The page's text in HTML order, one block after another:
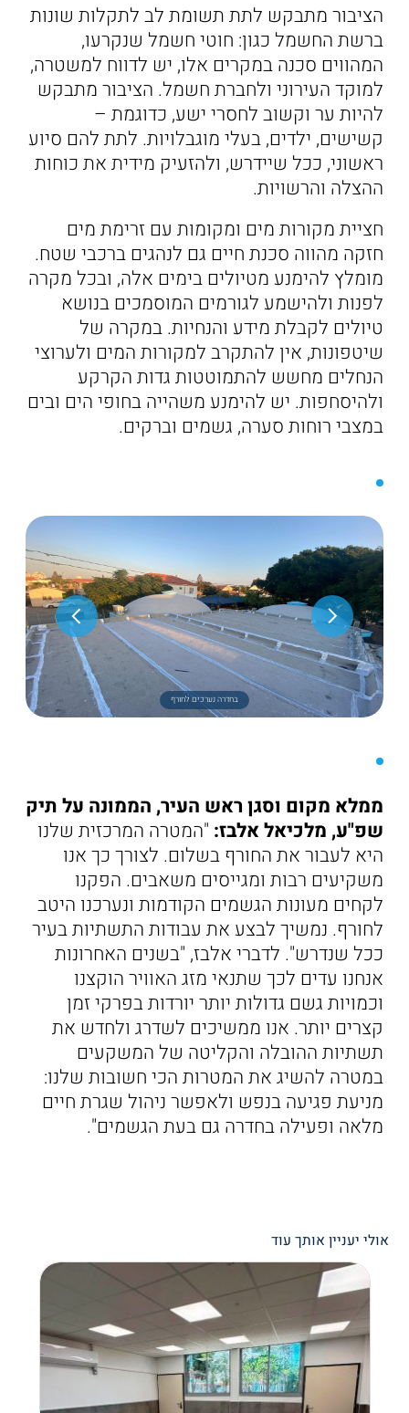
הציבור מתבקש לתת תשומת לב לתקלות שונות
ברשת החשמל כגון: חוטי חשמל שנקרעו,
המהווים סכנה במקרים אלו, יש לדווח למשטרה,
למוקד העירוני ולחברת חשמל. הציבור מתבקש
להיות ער וקשוב לחסרי ישע, כדוגמת –
קשישים, ילדים, בעלי מוגבלויות. לתת להם סיוע
ראשוני, ככל שיידרש, ולהזעיק מידית את כוחות
ההצלה והרשויות.
חציית מקורות מים ומקומות עם זרימת מים
חזקה מהווה סכנת חיים גם לנהגים ברכבי שטח.
מומלץ להימנע מטיולים בימים אלה, ובכל מקרה
לפנות ולהישמע לגורמים המוסמכים בנושא
טיולים לקבלת מידע והנחיות. במקרה של
שיטפונות, אין להתקרב למקורות המים ולערוצי
הנחלים מחשש להתמוטטות גדות הקרקע
ולהיסחפות. יש להימנע משהייה בחופי הים ובים
במצבי רוחות סערה, גשמים וברקים.
בחדרה נערכים לחורף
ממלא מקום וסגן ראש העיר, הממונה על תיק
שפ"ע, מלכיאל אלבז: "המטרה המרכזית שלנו
היא לעבור את החורף בשלום. לצורך כך אנו
משקיעים רבות ומגייסים משאבים. הפקנו
לקחים מעונות הגשמים הקודמות ונערכנו היטב
לחורף. נמשיך לבצע את עבודות התשתיות בעיר
ככל שנדרש". לדברי אלבז, "בשנים האחרונות
אנחנו עדים לכך שתנאי מזג האוויר הוקצנו
וכמויות גשם גדולות יותר יורדות בפרקי זמן
קצרים יותר. אנו ממשיכים לשדרג ולחדש את
תשתיות ההובלה והקליטה של המשקעים
במטרה להשיג את המטרות הכי חשובות שלנו:
מניעת פגיעה בנפש ולאפשר ניהול שגרת חיים
מלאה ופעילה בחדרה גם בעת הגשמים".
אולי יעניין אותך עוד